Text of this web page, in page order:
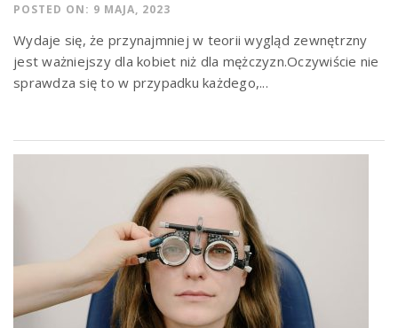
POSTED ON: 9 MAJA, 2023
Wydaje się, że przynajmniej w teorii wygląd zewnętrzny
jest ważniejszy dla kobiet niż dla mężczyzn.Oczywiście nie
sprawdza się to w przypadku każdego,...